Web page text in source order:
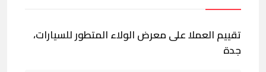
تقييم العملا على معرض الولاء المتطور للسيارات،
جدة